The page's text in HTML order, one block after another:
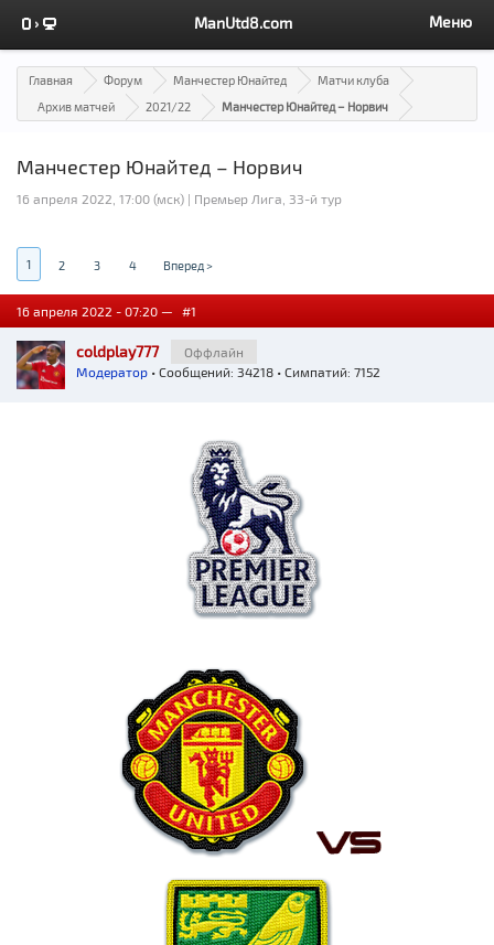
ManUtd8.com Меню
Главная Форум Манчестер Юнайтед
Матчи клуба
Архив матчей
2021/22 Манчестер Юнайтед – Норвич
Манчестер Юнайтед – Норвич
16 апреля 2022, 17:00 (мск) | Премьер Лига, 33-й тур
1 2 3 4 Вперед >
16 апреля 2022 - 07:20 — #1
coldplay777
Оффлайн
Модератор • Сообщений: 34218 • Симпатий: 7152